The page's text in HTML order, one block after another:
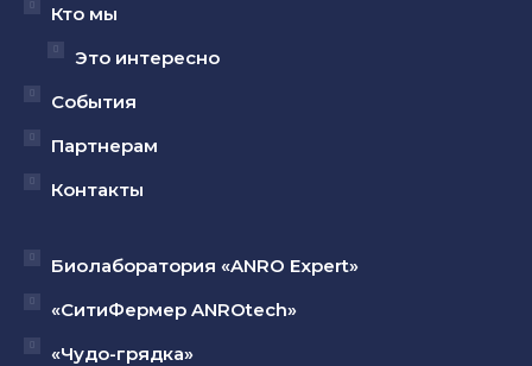
Кто мы
Это интересно
События
Партнерам
Контакты
Биолаборатория «ANRO Expert»
«СитиФермер ANROtech»
«Чудо-грядка»